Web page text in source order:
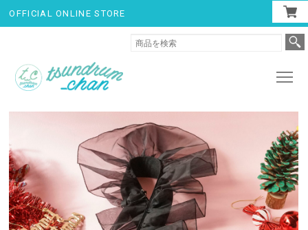
OFFICIAL ONLINE STORE